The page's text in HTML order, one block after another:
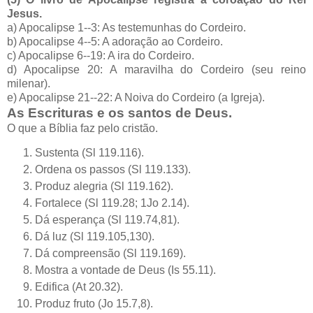
Jesus.
a) Apocalipse 1--3: As testemunhas do Cordeiro.
b) Apocalipse 4--5: A adoração ao Cordeiro.
c) Apocalipse 6--19: A ira do Cordeiro.
d) Apocalipse 20: A maravilha do Cordeiro (seu reino
milenar).
e) Apocalipse 21--22: A Noiva do Cordeiro (a Igreja).
As Escrituras e os santos de Deus.
O que a Bíblia faz pelo cristão.
Sustenta (Sl 119.116).
Ordena os passos (Sl 119.133).
Produz alegria (Sl 119.162).
Fortalece (Sl 119.28; 1Jo 2.14).
Dá esperança (Sl 119.74,81).
Dá luz (Sl 119.105,130).
Dá compreensão (Sl 119.169).
Mostra a vontade de Deus (Is 55.11).
Edifica (At 20.32).
Produz fruto (Jo 15.7,8).